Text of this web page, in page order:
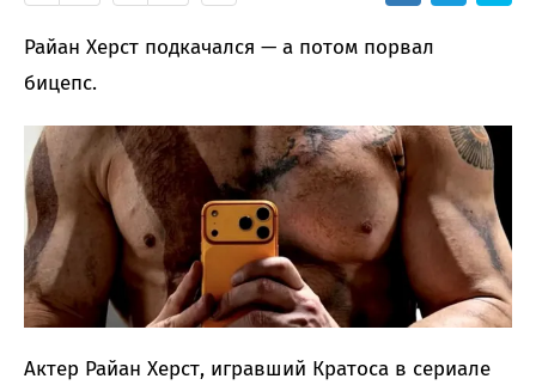
Райан Херст подкачался — а потом порвал
бицепс.
Актер Райан Херст, игравший Кратоса в сериале